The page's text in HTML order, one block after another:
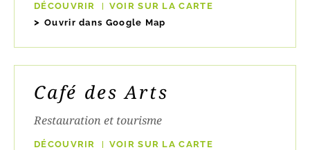
DÉCOUVRIR
VOIR SUR LA CARTE
Ouvrir dans Google Map
Café des Arts
Restauration et tourisme
DÉCOUVRIR
VOIR SUR LA CARTE